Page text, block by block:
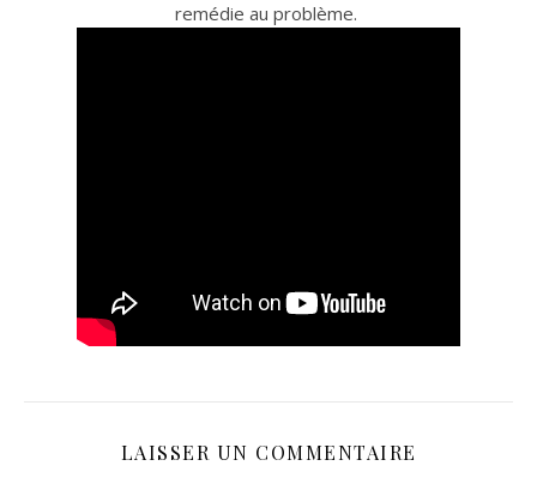
remédie au problème.
LAISSER UN COMMENTAIRE